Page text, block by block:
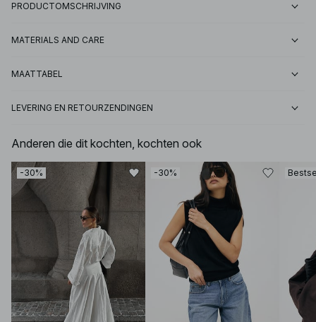
PRODUCTOMSCHRIJVING
MATERIALS AND CARE
MAATTABEL
LEVERING EN RETOURZENDINGEN
Anderen die dit kochten, kochten ook
-30% -30%